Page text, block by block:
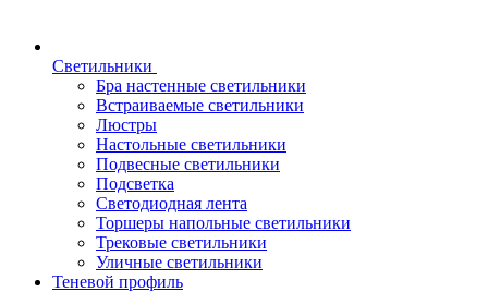
Светильники
Бра настенные светильники
Встраиваемые светильники
Люстры
Настольные светильники
Подвесные светильники
Подсветка
Светодиодная лента
Торшеры напольные светильники
Трековые светильники
Уличные светильники
Теневой профиль